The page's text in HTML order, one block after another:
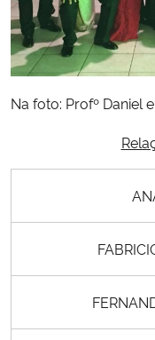
Na foto: Profº Daniel